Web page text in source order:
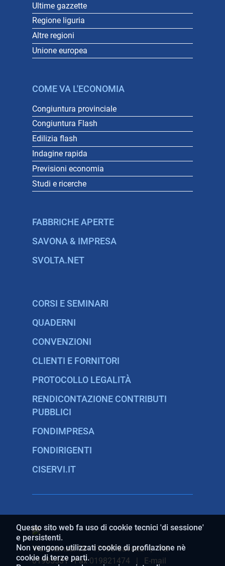
Questo sito web fa uso di cookie tecnici 'di sessione'
e persistenti.
Non vengono utilizzati cookie di profilazione nè
cookie di terze parti.
Ultime gazzette
Regione liguria
Altre regioni
Unione europea
COME VA L'ECONOMIA
Congiuntura provinciale
Congiuntura Flash
Edilizia flash
Indagine rapida
Previsioni economia
Studi e ricerche
FABBRICHE APERTE
SAVONA & IMPRESA
SVOLTA.NET
CORSI E SEMINARI
QUADERNI
CONVENZIONI
CLIENTI E FORNITORI
PROTOCOLLO LEGALITÀ
RENDICONTAZIONE CONTRIBUTI
PUBBLICI
FONDIMPRESA
FONDIRIGENTI
CISERVI.IT
Via Gramsci 10 - 17100 Savona | Tel
01985531 - Fax 019821474 | E-mail